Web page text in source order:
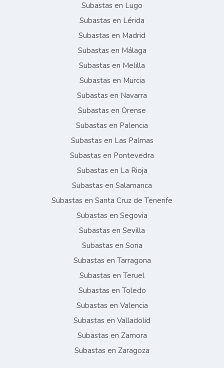
Subastas en Lugo
Subastas en Lérida
Subastas en Madrid
Subastas en Málaga
Subastas en Melilla
Subastas en Murcia
Subastas en Navarra
Subastas en Orense
Subastas en Palencia
Subastas en Las Palmas
Subastas en Pontevedra
Subastas en La Rioja
Subastas en Salamanca
Subastas en Santa Cruz de Tenerife
Subastas en Segovia
Subastas en Sevilla
Subastas en Soria
Subastas en Tarragona
Subastas en Teruel
Subastas en Toledo
Subastas en Valencia
Subastas en Valladolid
Subastas en Zamora
Subastas en Zaragoza